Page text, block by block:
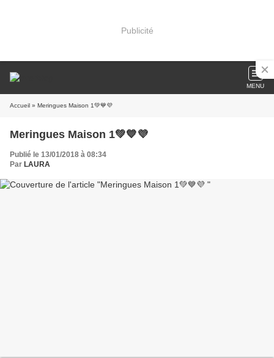
Publicité
MENU
Accueil » Meringues Maison 1💚💙💜
Meringues Maison 1💚💙💜
Publié le 13/01/2018 à 08:34
Par LAURA